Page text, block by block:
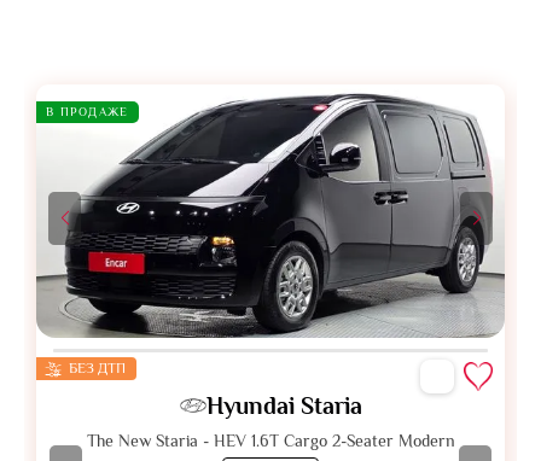
В ПРОДАЖЕ
БЕЗ ДТП
Hyundai Staria
The New Staria - HEV 1.6T Cargo 2-Seater Modern